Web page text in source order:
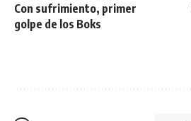
Con sufrimiento, primer
golpe de los Boks